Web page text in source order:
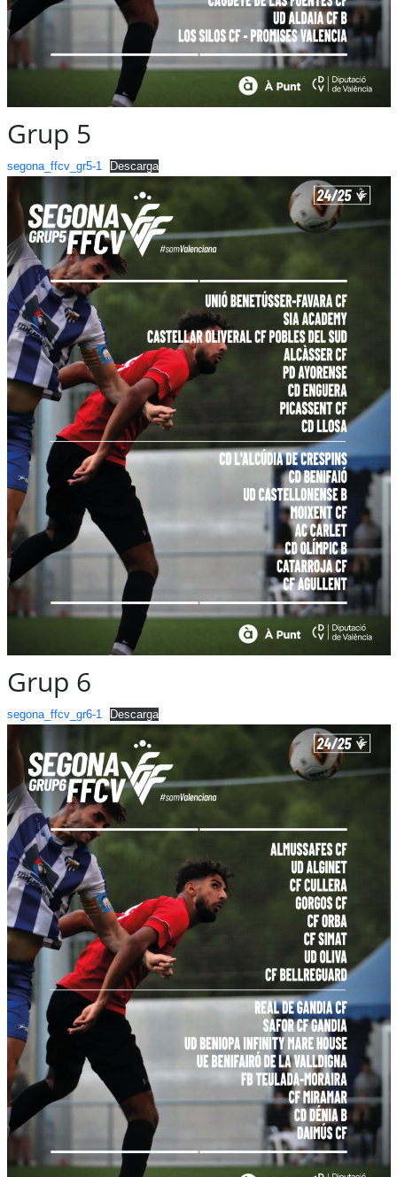
Grup 5
segona_ffcv_gr5-1 Descarga
Grup 6
segona_ffcv_gr6-1 Descarga